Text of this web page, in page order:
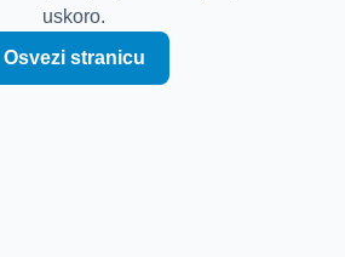
uskoro.
Osvezi stranicu